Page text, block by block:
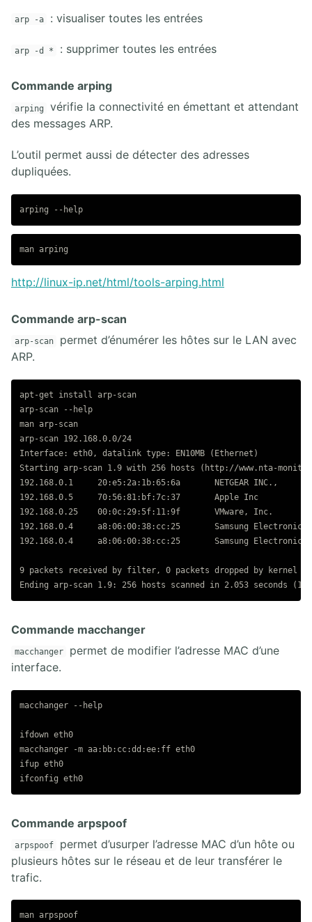
16.7. Supervision du réseau SNMP
16.9. Supervision du réseau Netflow
17. AUTOMATION ET PROGRAMMABILITÉ DU RÉSEAU
17.1. De la virtualisation au nuage
17.3. APIs HTTP Restful
17.4. Infrastructure as Code
18. TECHNOLOGIES WAN
18.1. Technologies et topologies WAN
18.4. BGP Single-Homed
19. FILTRAGE
19.2. Lab Cisco IOS Zone Based Firewall
19.3. Concepts IDS IPS
19.4. Cisco Switched Port Analyzer SPAN
20. TUNNELS VPN IPSEC
20.1. Présentation du Framework IPSEC
20.2. VPN IPSEC site-à-site, pre-shared, avec NAT overload entre réseaux
20.4. Lab IPSEC ESP en mode tunnel et en mode transport avec GRE intégré
au pare-feu ZBF
21. EXAMEN CCNA 200-301
21.2. Diagnostic Cisco IOS ICND1
21.4. Diagnostic ICND2
21.5. Lab final ICND2 CCNA
21.7. Objectifs CCNP ENCOR 350-401
arp -a : visualiser toutes les entrées
arp -d * : supprimer toutes les entrées
Commande arping
arping
vérifie la connectivité en émettant et attendant
des messages ARP.
L’outil permet aussi de détecter des adresses
dupliquées.
http://linux-ip.net/html/tools-arping.html
Commande arp-scan
arp-scan
permet d’énumérer les hôtes sur le LAN avec
ARP.
apt-get install arp-scan
arp-scan --help
man arp-scan
arp-scan 192.168.0.0/24
Interface: eth0, datalink type: EN10MB (Ethernet)
Starting arp-scan 1.9 with 256 hosts (http://www.nta-
192.168.0.1	20:e5:2a:1b:65:6a	NETGEAR INC.,
192.168.0.5	70:56:81:bf:7c:37	Apple Inc
192.168.0.25	00:0c:29:5f:11:9f	VMware, Inc.
192.168.0.4	a8:06:00:38:cc:25	Samsung Electronics Co.,Ltd
192.168.0.4	a8:06:00:38:cc:25	Samsung Electronics Co.,Ltd (DUP: 2)
9 packets received by filter, 0 packets dropped by kernel
Commande macchanger
macchanger
permet de modifier l’adresse MAC d’une
interface.
macchanger --help
ifdown eth0
macchanger -m aa:bb:cc:dd:ee:ff eth0
ifup eth0
Commande arpspoof
arpspoof
permet d’usurper l’adresse MAC d’un hôte ou
plusieurs hôtes sur le réseau et de leur transférer le
trafic.